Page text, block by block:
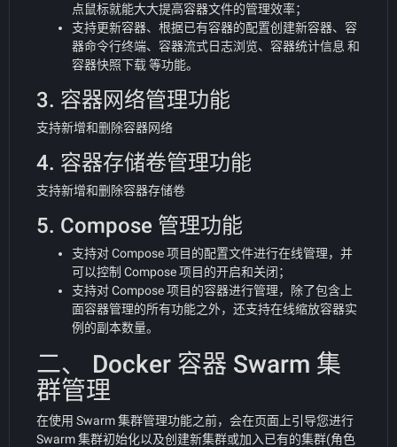
点鼠标就能大大提高容器文件的管理效率；
支持更新容器、根据已有容器的配置创建新容器、容
器命令行终端、容器流式日志浏览、容器统计信息 和
容器快照下载 等功能。
3. 容器网络管理功能
支持新增和删除容器网络
4. 容器存储卷管理功能
支持新增和删除容器存储卷
5. Compose 管理功能
支持对 Compose 项目的配置文件进行在线管理，并
可以控制 Compose 项目的开启和关闭；
支持对 Compose 项目的容器进行管理，除了包含上
面容器管理的所有功能之外，还支持在线缩放容器实
例的副本数量。
二、 Docker 容器 Swarm 集
群管理
在使用 Swarm 集群管理功能之前，会在页面上引导您进行
Swarm 集群初始化以及创建新集群或加入已有的集群(角色